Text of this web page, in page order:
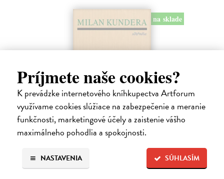
Príjmete naše cookies?
K prevádzke internetového kníhkupectva Artforum
využívame cookies slúžiace na zabezpečenie a meranie
funkčnosti, marketingové účely a zaistenie vášho
maximálneho pohodlia a spokojnosti.
SÚHLASÍM
NASTAVENIA
na sklade
Pomalost
Pomalost, chronologicky první ze čtyř románů Milana Kundery
napsaných francouzsky, vychází v českém překladu Anny